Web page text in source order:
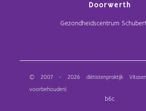
Doorwerth
Gezondheidscentrum
© 2007 - 2026 diëtistenpraktijk
voorbehouden)
b6c